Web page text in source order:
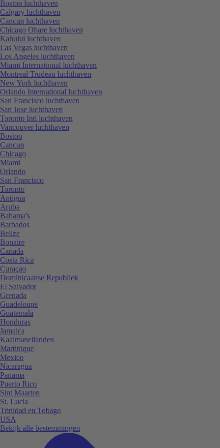
Boston luchthaven
Calgary luchthaven
Cancun luchthaven
Chicago Ohare luchthaven
Kahului luchthaven
Las Vegas luchthaven
Los Angeles luchthaven
Miami International luchthaven
Montreal Trudeau luchthaven
New York luchthaven
Orlando International luchthaven
San Francisco luchthaven
San Jose luchthaven
Toronto Intl luchthaven
Vancouver luchthaven
Boston
Cancun
Chicago
Miami
Orlando
San Francisco
Toronto
Antigua
Aruba
Bahama's
Barbados
Belize
Bonaire
Canada
Costa Rica
Curaçao
Dominicaanse Republiek
El Salvador
Grenada
Guadeloupe
Guatemala
Honduras
Jamaica
Kaaimaneilanden
Martinique
Mexico
Nicaragua
Panama
Puerto Rico
Sint Maarten
St. Lucia
Trinidad en Tobago
USA
Bekijk alle bestemmingen